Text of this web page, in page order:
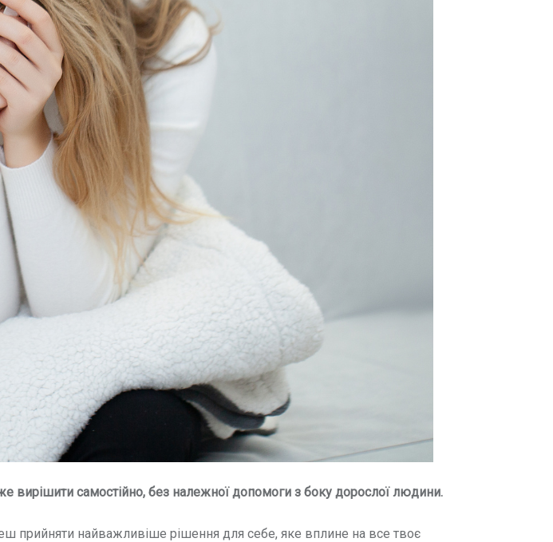
вирішити самостійно, без належної допомоги з боку дорослої людини.
прийняти найважливіше рішення для себе, яке вплине на все твоє